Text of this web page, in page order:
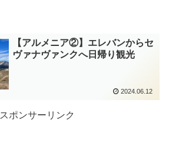
【アルメニア②】エレバンからセ
ヴァナヴァンクへ日帰り観光
2024.06.12
スポンサーリンク